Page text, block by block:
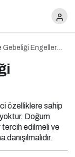
Engeller
özelliklere sahip
Doğum
tercih edilmeli ve
mi?